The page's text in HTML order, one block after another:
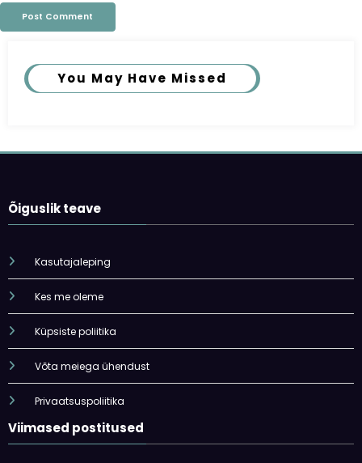
You May Have Missed
Õiguslik teave
Kasutajaleping
Kes me oleme
Küpsiste poliitika
Võta meiega ühendust
Privaatsuspoliitika
Viimased postitused